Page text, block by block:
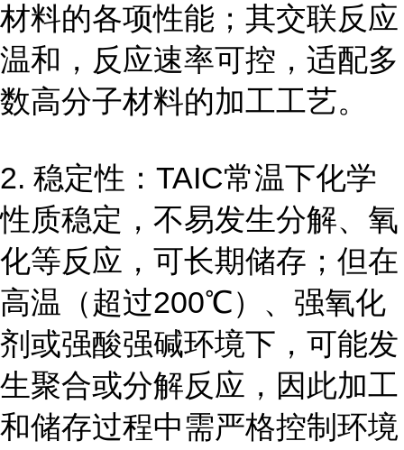
材料的各项性能；其交联反应
温和，反应速率可控，适配多
数高分子材料的加工工艺。
2. 稳定性：TAIC常温下化学
性质稳定，不易发生分解、氧
化等反应，可长期储存；但在
高温（超过200℃）、强氧化
剂或强酸强碱环境下，可能发
生聚合或分解反应，因此加工
和储存过程中需严格控制环境